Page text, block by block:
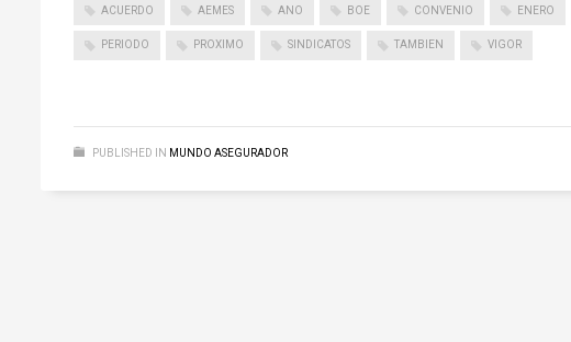
ACUERDO AEMES ANO BOE CONVENIO ENERO
PERIODO PROXIMO SINDICATOS TAMBIEN VIGOR
PUBLISHED IN MUNDO ASEGURADOR